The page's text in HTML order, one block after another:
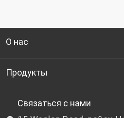
О нас
Кто мы
НИОКР
Продукты
Бутылочный ПЭТ-
Связаться с нами